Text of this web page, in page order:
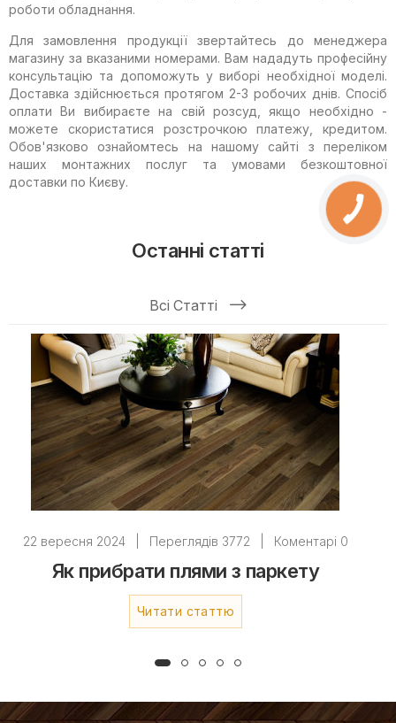
роботи обладнання.
Для замовлення продукції звертайтесь до менеджера
магазину за вказаними номерами. Вам нададуть професійну
консультацію та допоможуть у виборі необхідної моделі.
Доставка здійснюється протягом 2-3 робочих днів. Спосіб
оплати Ви вибираєте на свій розсуд, якщо необхідно -
можете скористатися розстрочкою платежу, кредитом.
Обов'язково ознайомтесь на нашому сайті з переліком
наших монтажних послуг та умовами безкоштовної
доставки по Києву.
Останні статті
Всі Статті
22 вересня 2024 Переглядів 3772 Коментарі 0
Як прибрати плями з паркету
Читати статтю